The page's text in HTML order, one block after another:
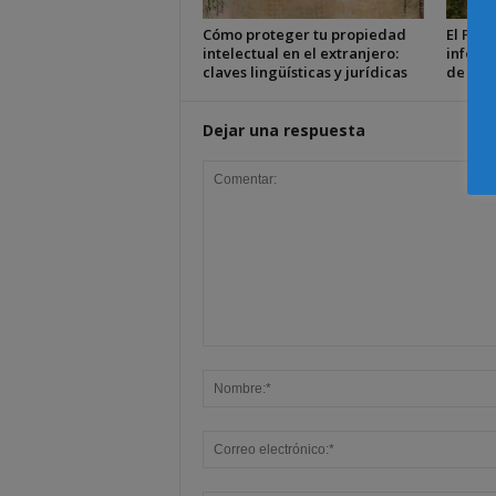
Cómo proteger tu propiedad
intelectual en el extranjero:
claves lingüísticas y jurídicas
El
de
Dejar una respuesta